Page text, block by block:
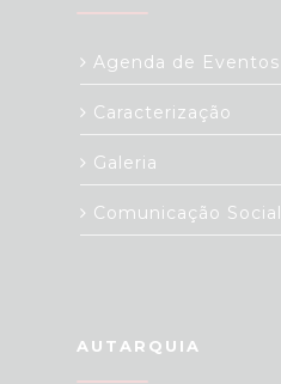
Agenda de Eventos
Caracterização
Galeria
Comunicação Social
AUTARQUIA